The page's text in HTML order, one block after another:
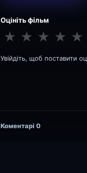
Оцініть фільм
★ ★ ★ ★ ★
Увійдіть, щоб поставити
Коментарі 0